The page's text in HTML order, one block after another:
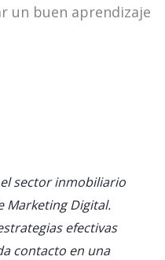
un buen aprendizaje
sector inmobiliario
Marketing Digital.
efectivas
contacto en una